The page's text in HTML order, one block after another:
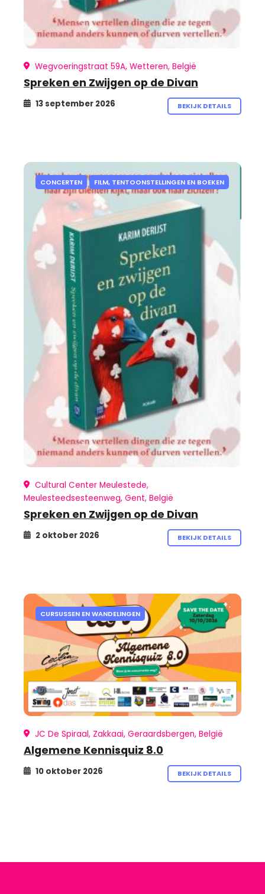
Wegvoeringstraat 59A, Wetteren, België
Spreken en Zwijgen op de Divan
13 september 2026 BEKIJK DETAILS
CONCERTEN FILM, TENTOONSTELLINGEN EN BOEKEN
Cultural Center Meulestede,
Meulesteedsesteenweg, Gent, België
Spreken en Zwijgen op de Divan
2 oktober 2026 BEKIJK DETAILS
CURSUSSEN EN WANDELINGEN
JC De Spiraal, Zakkaai, Geraardsbergen, België
Algemene Kennisquiz 8.0
10 oktober 2026 BEKIJK DETAILS